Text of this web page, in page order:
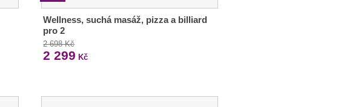
Wellness, suchá masáž, pizza a billiard
pro 2
2 698 Kč
2 299 Kč